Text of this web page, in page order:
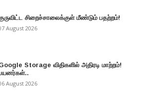
சிறைச்சாலைக்குள் மீண்டும் பதற்றம்!
August 2026
Storage விதிகளில் அதிரடி மாற்றம்!
August 2026